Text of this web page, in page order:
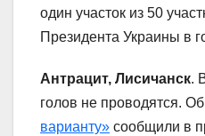
один участок из 50
Президента Украины в
Антрацит, Лисичанск.
голов не проводятся.
варианту» сообщили в